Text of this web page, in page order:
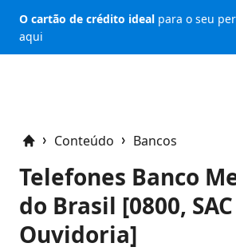
O cartão de crédito ideal para o seu
aqui
HomeConteúdo Bancos
Telefones Banco
do Brasil [0800,
Ouvidoria]